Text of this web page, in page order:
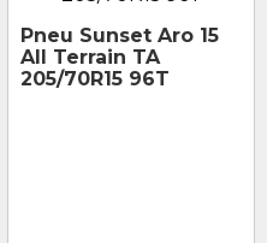
Pneu Sunset Aro 15
All Terrain TA
205/70R15 96T